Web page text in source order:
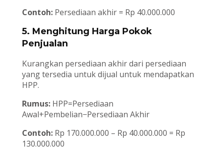
Contoh:Persediaan akhir = Rp 40.000.000
5. Menghitung Harga Pokok
Penjualan
Kurangkan persediaan akhir dari persediaan
yang tersedia untuk dijual untuk mendapatkan
HPP.
Rumus: HPP=Persediaan
Awal+Pembelian−Persediaan Akhir
Contoh:Rp 170.000.000 – Rp 40.000.000 = Rp
130.000.000